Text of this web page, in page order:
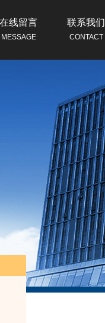
在线留言
MESSAGE
联系我们
CONTACT